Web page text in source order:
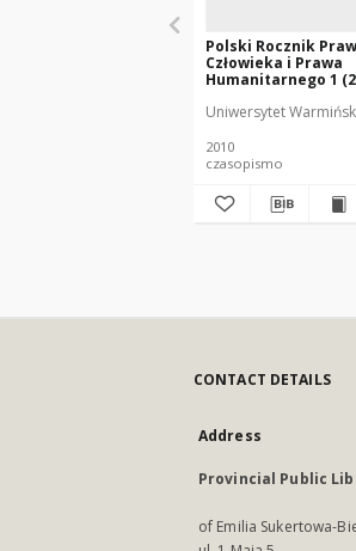
Polski Rocznik Praw
Człowieka i Prawa
Humanitarnego 1
Uniwersytet
2010
czasopismo
CONTACT DETAILS
Address
Provincial Public
of Emilia Sukertowa-